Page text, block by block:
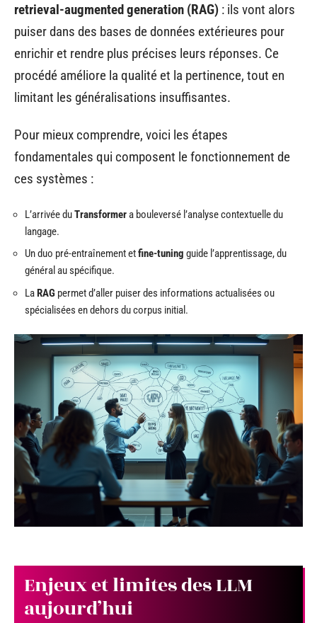
retrieval-augmented generation (RAG) : ils vont alors
puiser dans des bases de données extérieures pour
enrichir et rendre plus précises leurs réponses. Ce
procédé améliore la qualité et la pertinence, tout en
limitant les généralisations insuffisantes.
Pour mieux comprendre, voici les étapes
fondamentales qui composent le fonctionnement de
ces systèmes :
L’arrivée duTransformera bouleversé l’analyse contextuelle du
langage.
Un duo pré-entraînement etfine-tuning guide l’apprentissage, du
général au spécifique.
LaRAG permet d’aller puiser des informations actualisées ou
spécialisées en dehors du corpus initial.
Enjeux et limites des LLM
aujourd’hui